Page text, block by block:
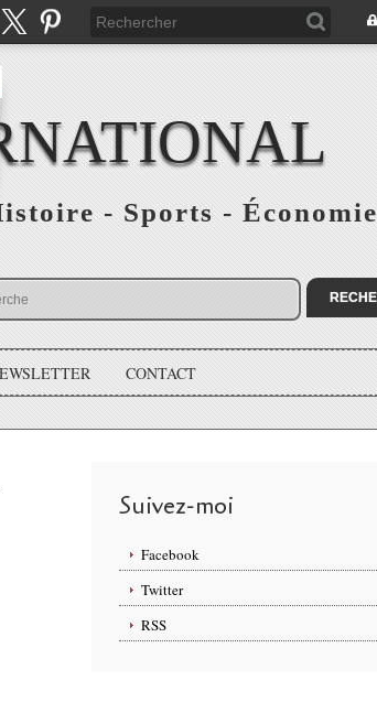
- Sports - Économie
CONTACT
Suivez-moi
Facebook
Twitter
RSS